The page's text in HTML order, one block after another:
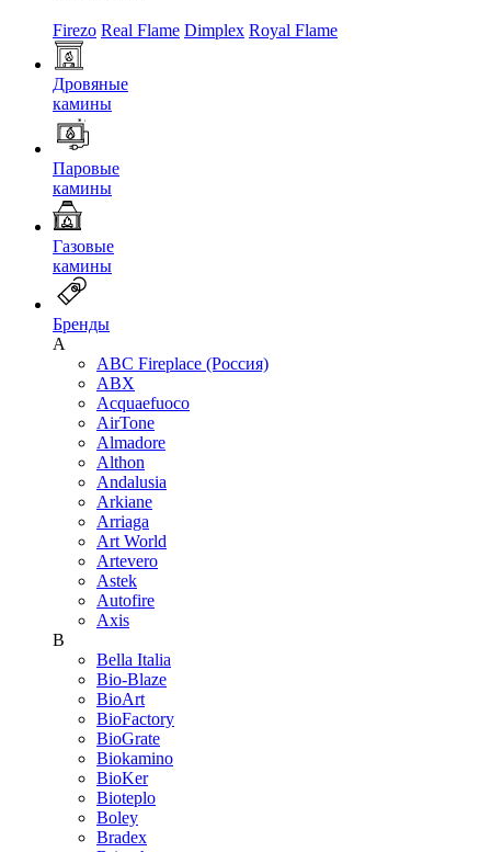
Firezo Real Flame Dimplex Royal Flame
Дровяные
камины
Паровые
камины
Газовые
камины
Бренды
A
ABC Fireplace (Россия)
ABX
Acquaefuoco
AirTone
Almadore
Althon
Andalusia
Arkiane
Arriaga
Art World
Artevero
Astek
Autofire
Axis
B
Bella Italia
Bio-Blaze
BioArt
BioFactory
BioGrate
Biokamino
BioKer
Bioteplo
Boley
Bradex